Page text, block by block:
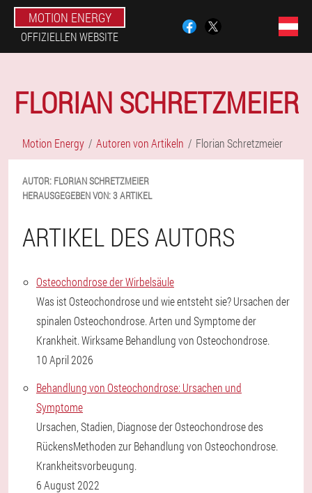
MOTION ENERGY
OFFIZIELLEN WEBSITE
FLORIAN SCHRETZMEIER
Motion Energy Autoren von Artikeln Florian Schretzmeier
AUTOR: FLORIANSCHRETZMEIER
HERAUSGEGEBEN VON:3 ARTIKEL
ARTIKEL DES AUTORS
Osteochondrose der Wirbelsäule
Was ist Osteochondrose und wie entsteht sie? Ursachen der
spinalen Osteochondrose. Arten und Symptome der
Krankheit. Wirksame Behandlung von Osteochondrose.
10 April 2026
Behandlung von Osteochondrose: Ursachen und
Symptome
Ursachen, Stadien, Diagnose der Osteochondrose des
RückensMethoden zur Behandlung von Osteochondrose.
Krankheitsvorbeugung.
6 August 2022